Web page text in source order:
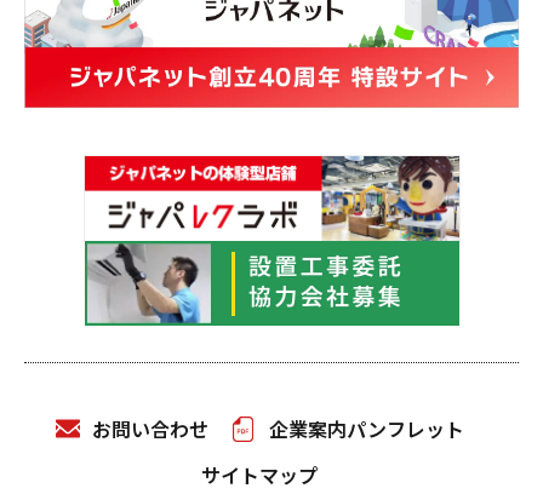
お問い合わせ
企業案内パンフレット
サイトマップ